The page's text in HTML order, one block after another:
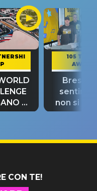
P
si
105 TAKE
AWAY
Bresh:
non si
fino alla
CON TE!